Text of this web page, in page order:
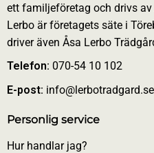
ett familjeföretag och drivs
Lerbo är företagets säte i
driver även Åsa Lerbo
Telefon: 070-54 10 102
E-post: info@lerbotradgard.se
Personlig service
Hur handlar jag?